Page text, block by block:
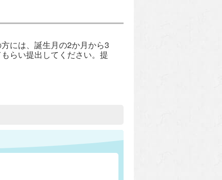
には、誕生月の2か月から3
らい提出してください。提